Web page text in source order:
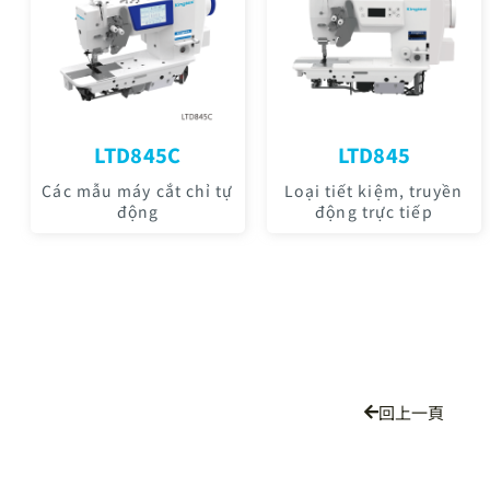
LTD845C
Các mẫu máy cắt chỉ tự
động
LTD845
Loại tiết kiệm, truyền
động trực tiếp
回上一頁